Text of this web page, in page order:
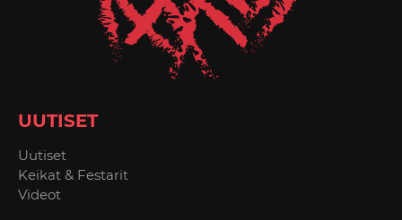
UUTISET
Uutiset
Keikat & Festarit
Videot